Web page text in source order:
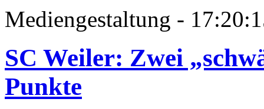
Mediengestaltung -
SC Weiler: Zwei
Punkte